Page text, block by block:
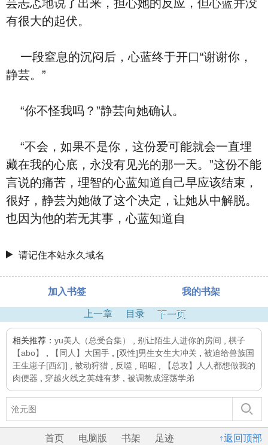
芸忐忑地说了出来，担心她的反应，但心蓝并没
有很大的起伏。
一段窒息的沉闷后，心蓝终于开口“谢谢你，
静芸。”
“你不怪我吗？”静芸向她确认。
“不会，如果不是你，这份爱可能就会一直埋
藏在我的心底，永没有见光的那一天。”这份不能
言说的痛苦，理智的心蓝知道自己早应该结束，
很好，静芸为她做了这个决定，让她从中解脱。
也因为他的若无其事，心蓝知道自
请记住本站永久域名
加入书签 我的书架
上一章 目录 下一页
相关推荐： yu美人（总受合集） 别让陌生人进你的房间
棋子
【abo】
【同人】大国手 [双性]男生女生大冲关
被迫给兽族国
王生崽子[西幻]
被动狩猎 反噬 昭昭
【总攻】人人都想做我的
肉便器
穿越火线之英雄有梦 被调教成淫荡学弟
↑返回顶部
首页 电脑版 书架 足迹